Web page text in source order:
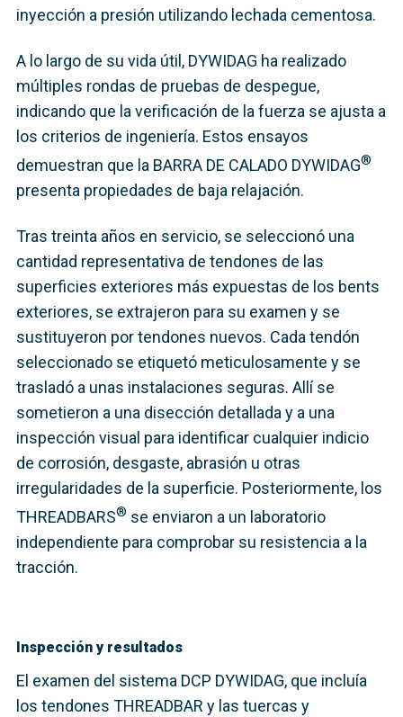
inyección a presión utilizando lechada cementosa.
A lo largo de su vida útil, DYWIDAG ha realizado
múltiples rondas de pruebas de despegue,
indicando que la verificación de la fuerza se ajusta a
los criterios de ingeniería. Estos ensayos
demuestran que la BARRA DE CALADO DYWIDAG®
presenta propiedades de baja relajación.
Tras treinta años en servicio, se seleccionó una
cantidad representativa de tendones de las
superficies exteriores más expuestas de los bents
exteriores, se extrajeron para su examen y se
sustituyeron por tendones nuevos. Cada tendón
seleccionado se etiquetó meticulosamente y se
trasladó a unas instalaciones seguras. Allí se
sometieron a una disección detallada y a una
inspección visual para identificar cualquier indicio
de corrosión, desgaste, abrasión u otras
irregularidades de la superficie. Posteriormente, los
THREADBARS® se enviaron a un laboratorio
independiente para comprobar su resistencia a la
tracción.
Inspección y resultados
El examen del sistema DCP DYWIDAG, que incluía
los tendones THREADBAR y las tuercas y